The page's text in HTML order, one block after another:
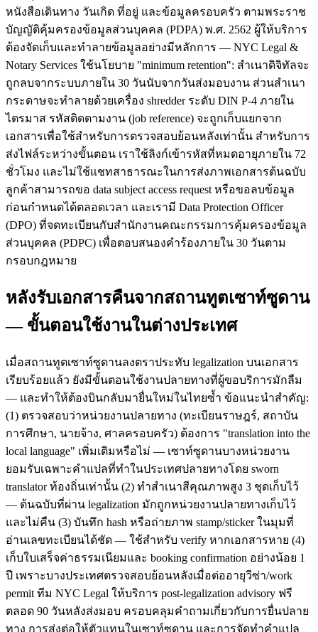
หนังสือเดินทาง วันเกิด ที่อยู่ และข้อมูลครอบครัว ตามพระราช
บัญญัติคุ้มครองข้อมูลส่วนบุคคล (PDPA) พ.ศ. 2562 ผู้ให้บริการ
ต้องจัดเก็บและทำลายข้อมูลอย่างมีหลักการ — NYC Legal &
Notary Services ใช้นโยบาย "minimum retention": สำเนาดิจิทัลจะ
ถูกลบจากระบบภายใน 30 วันนับจากวันส่งมอบงาน ส่วนสำเนา
กระดาษจะทำลายด้วยเครื่อง shredder ระดับ DIN P-4 ภายใน
ไตรมาส รหัสติดตามงาน (job reference) จะถูกเก็บแยกจาก
เอกสารเพื่อใช้สำหรับการตรวจสอบย้อนหลังเท่านั้น สำหรับการ
ส่งไฟล์ระหว่างขั้นตอน เราใช้ลิงก์เข้ารหัสที่หมดอายุภายใน 72
ชั่วโมง และไม่ใช้แชทสาธารณะในการส่งภาพเอกสารต้นฉบับ
ลูกค้าสามารถขอ data subject access request หรือขอลบข้อมูล
ก่อนกำหนดได้ตลอดเวลา และเรามี Data Protection Officer
(DPO) ที่จดทะเบียนกับสำนักงานคณะกรรมการคุ้มครองข้อมูล
ส่วนบุคคล (PDPC) เพื่อตอบสนองคำร้องภายใน 30 วันตาม
กรอบกฎหมาย
หลังรับเอกสารคืนจากสถานทูตเซาท์ซูดาน
— ขั้นตอนใช้งานในต่างประเทศ
เมื่อสถานทูตเซาท์ซูดานลงตราประทับ legalization บนเอกสาร
เรียบร้อยแล้ว ยังมีขั้นตอนใช้งานปลายทางที่ผู้ขอบริการมักลืม
— และทำให้ต้องบินกลับมายื่นใหม่ในไทยซ้ำ ข้อแนะนำสำคัญ:
(1) ตรวจสอบว่าหน่วยงานปลายทาง (ทะเบียนราษฎร์, สถาบัน
การศึกษา, นายจ้าง, ศาลครอบครัว) ต้องการ "translation into the
local language" เพิ่มเติมหรือไม่ — เซาท์ซูดานบางหน่วยงาน
ยอมรับเฉพาะคำแปลที่ทำในประเทศปลายทางโดย sworn
translator ท้องถิ่นเท่านั้น (2) ทำสำเนาสีคุณภาพสูง 3 ชุดเก็บไว้
— ต้นฉบับที่ผ่าน legalization มักถูกหน่วยงานปลายทางเก็บไว้
และไม่คืน (3) บันทึก hash หรือถ่ายภาพ stamp/sticker ในมุมที่
อ่านเลขทะเบียนได้ชัด — ใช้สำหรับ verify หากเอกสารหาย (4)
เก็บใบเสร็จค่าธรรมเนียมและ booking confirmation อย่างน้อย 1
ปี เพราะบางประเทศตรวจสอบย้อนหลังเมื่อต่ออายุวีซ่า/work
permit ทีม NYC Legal ให้บริการ post-legalization advisory ฟรี
ตลอด 90 วันหลังส่งมอบ ครอบคลุมคำถามเกี่ยวกับการยื่นปลาย
ทาง การส่งต่อให้ตัวแทนในเซาท์ซูดาน และการจัดทำคำแปล